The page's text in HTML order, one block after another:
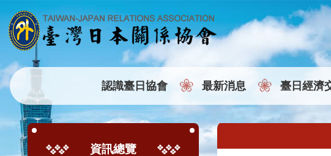
跳到主要內容區塊
認識臺日協會 最新消息 臺日經濟
:::
資訊總覽
:::